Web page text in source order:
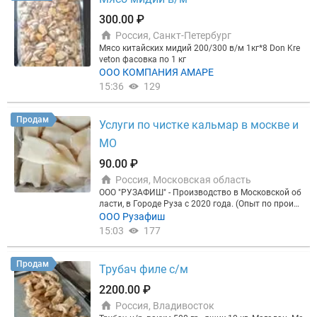
ежесть и отличный вкус наших товаров. Мы пред
лагаем выгодные условия сотрудничества для оп
товых покупателей. Свяжитесь с нами, чтобы узн
ать больше о наших предложениях. «Импорт рыб
а из Индонезии»: рыба и морепродукты премиум-
класса по доступным ценам!
300.00 ₽
Россия, Санкт-Петербург
Мясо китайских мидий 200/300 в/м 1кг*8 Don Kre
veton фасовка по 1 кг
ООО КОМПАНИЯ АМАРЕ
15:36
129
Продам
Услуги по чистке кальмар в москве и
МО
90.00 ₽
Россия, Московская область
ООО "РУЗАФИШ" - Производство в Московской об
ласти, в Городе Руза с 2020 года. (Опыт по произв
одству с 2012г). Мы предлагаем нашим клиентам
услуги по переработке полуфабрикатов (филе, сте
нной рыбы, а так же морепродуктов. (Давальческ
а договорных условиях с соблюдением всех треб
ований и норм касающихся конкретной продукци
и.) А так же упаковка продукции в вакуумный пак
ет. Что мы умеем? Ручная резка филе на коже и б
ООО Рузафиш
15:03
177
Продам
Трубач филе с/м
2200.00 ₽
Россия, Владивосток